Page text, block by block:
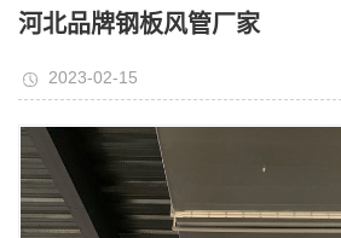
河北品牌钢板风管厂家
2023-02-15